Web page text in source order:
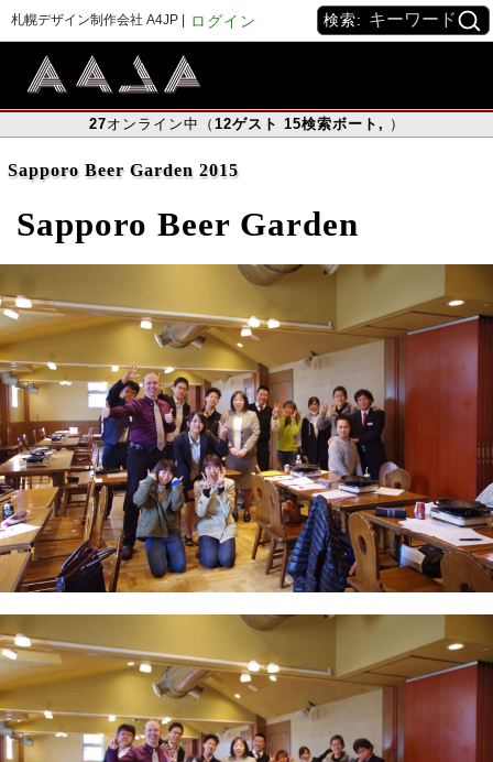
札幌デザイン制作会社 A4JP | ログイン 検索:
27オンライン中（ 12ゲスト 15検索ボート , ）
Sapporo Beer Garden 2015
Sapporo Beer Garden